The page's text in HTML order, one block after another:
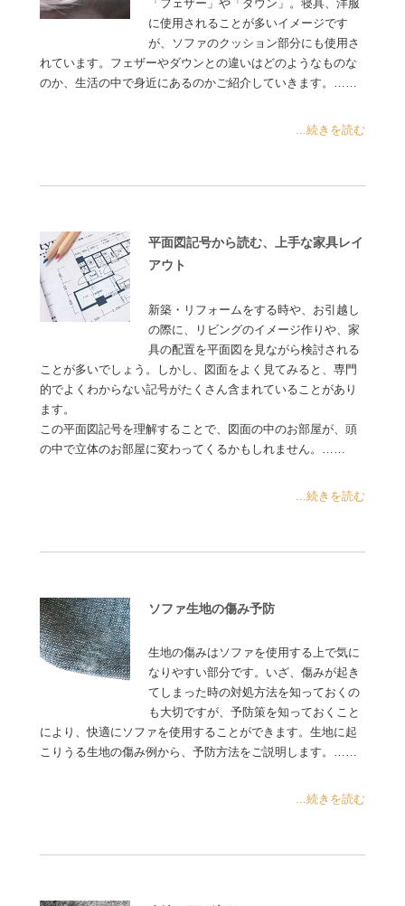
「フェザー」や「ダウン」。寝具、洋服
に使用されることが多いイメージです
が、ソファのクッション部分にも使用さ
れています。フェザーやダウンとの違いはどのようなものな
のか、生活の中で身近にあるのかご紹介していきます。……
...続きを読む
平面図記号から読む、上手な家具レイ
アウト
新築・リフォームをする時や、お引越し
の際に、リビングのイメージ作りや、家
具の配置を平面図を見ながら検討される
ことが多いでしょう。しかし、図面をよく見てみると、専門
的でよくわからない記号がたくさん含まれていることがあり
ます。
この平面図記号を理解することで、図面の中のお部屋が、頭
の中で立体のお部屋に変わってくるかもしれません。……
...続きを読む
ソファ生地の傷み予防
生地の傷みはソファを使用する上で気に
なりやすい部分です。いざ、傷みが起き
てしまった時の対処方法を知っておくの
も大切ですが、予防策を知っておくこと
により、快適にソファを使用することができます。生地に起
こりうる生地の傷み例から、予防方法をご説明します。……
...続きを読む